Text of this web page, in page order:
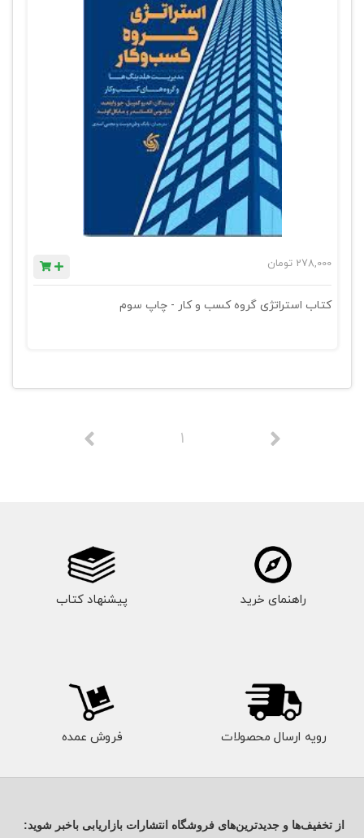
278,000 تومان
کتاب استراتژی گروه کسب و کار - چاپ سوم
1
راهنمای خرید پیشنهاد کتاب
رویه ارسال محصولات فروش عمده
از تخفیف‌ها و جدیدترین‌های فروشگاه انتشارات بازاریابی باخبر شوید: